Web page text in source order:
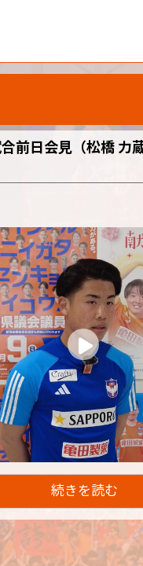
前日会見（松橋 力
続きを読む